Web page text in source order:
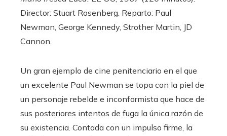
Director: Stuart Rosenberg. Reparto: Paul
Newman, George Kennedy, Strother Martin, JD
Cannon.
Un gran ejemplo de cine penitenciario en el que
un excelente Paul Newman se topa con la piel de
un personaje rebelde e inconformista que hace de
sus posteriores intentos de fuga la única razón de
su existencia. Contada con un impulso firme, la